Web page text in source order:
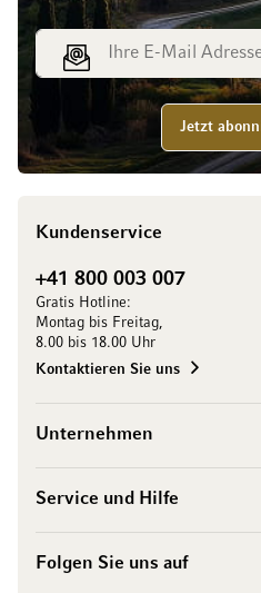
E-Mail Adresse
Jetzt
Kundenservice
+41 800 003 007
Gratis Hotline:
Montag bis Freitag,
8.00 bis 18.00 Uhr
Kontaktieren Sie uns
Unternehmen
Service und Hilfe
Folgen Sie uns auf